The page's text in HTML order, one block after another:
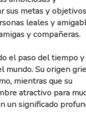
sus metas y
leales y
y compañeras.
el paso del tiempo
mundo. Su origen
mientras que su
atractivo para
un significado